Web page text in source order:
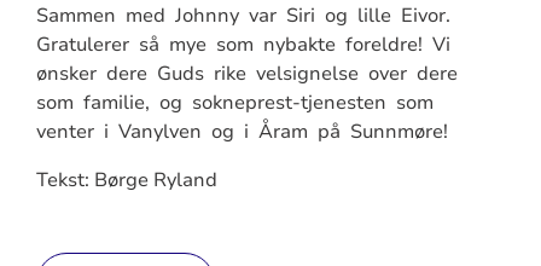
Sammen med Johnny var Siri og lille Eivor.
Gratulerer så mye som nybakte foreldre! Vi
ønsker dere Guds rike velsignelse over dere
som familie, og sokneprest-tjenesten som
venter i Vanylven og i Åram på Sunnmøre!
Tekst: Børge Ryland